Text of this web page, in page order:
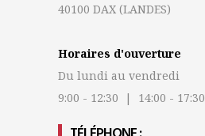
40100 DAX (LANDES)
Horaires d'ouverture
Du lundi au vendredi
9:00 - 12:30 | 14:00 - 17:30